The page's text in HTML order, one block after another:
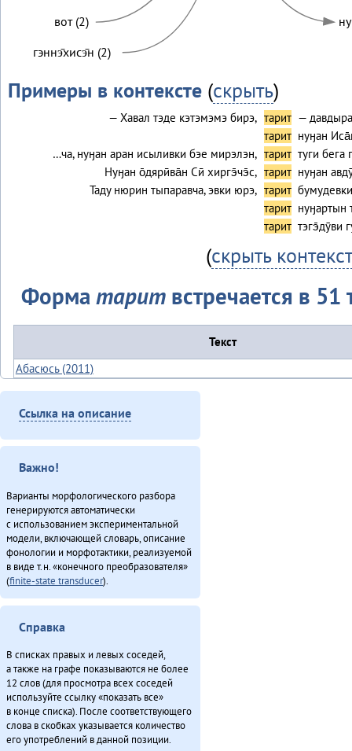
вот (2)
гэннэ̄хисэ̄н (2)
Примеры в контексте(скрыть)
— Хавал тэде кэтэмэмэ бирэ, тарит —
тарит нуӈан
…ча, нуӈан аран исыливки бэе мирэлэн, тарит туги бега
Нуӈан о̄дярӣва̄н Сӣ хиргэ̄чэ̄с, тарит нуӈан
Таду нюрин тыпаравча, эвки юрэ, тарит
тарит нуӈартын
тарит тэгэ̄дӯви
(скрыть контекст
Форматарит встречается в 51
Текст
Абасюсь (2011)
Алагуды совет (2013)
Ая ӈинакин (2012)
«Бугал танчэрил» – 2013 (2013)
Ванавараӈи таткиттун юбилей (2013)
Виктор Гаюльскай: «Севергар инмэн одёнэл» (2013)
Губернаторвун «севергар» статустулин (2013)
Гулэды ханӈук (2013)
Дуннэ баилин. «Бугава дэсутвэт» (2013)
Дялит: автоматизация униеду (2013)
Законодательнай собранияду Анатолий Амосов: «Бэлэды
балдыдяӈал» (2013)
Илмакталду поход (2013)
Конкурс «Мэнӈи турэн» (2013)
Международнай тэгэл турэрдун тыргани (2013)
Минӈи «Эвэды ин» газета (2013)
«Мучун» – Омакта аннгани [1] (2013)
«Мучун» – Омакта анӈани [2] (2013)
Неӈнери Этэечимни тырганин (2013)
Ӈинакин бэе гиркӣн (2012)
Ссылка на описание
Важно!
Варианты морфологического разбора
генерируются автоматически
с использованием экспериментальной
модели, включающей словарь, описание
фонологии и морфотактики, реализуемой
в виде т.н. «конечного преобразователя»
(finite-state transducer).
Справка
В списках правых и левых соседей,
а также на графе показываются не более
12 слов (для просмотра всех соседей
используйте ссылку «показать все»
в конце списка). После соответствующего
слова в скобках указывается количество
его употреблений в данной позиции.